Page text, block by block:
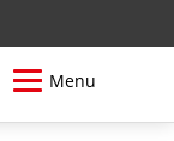
Menu